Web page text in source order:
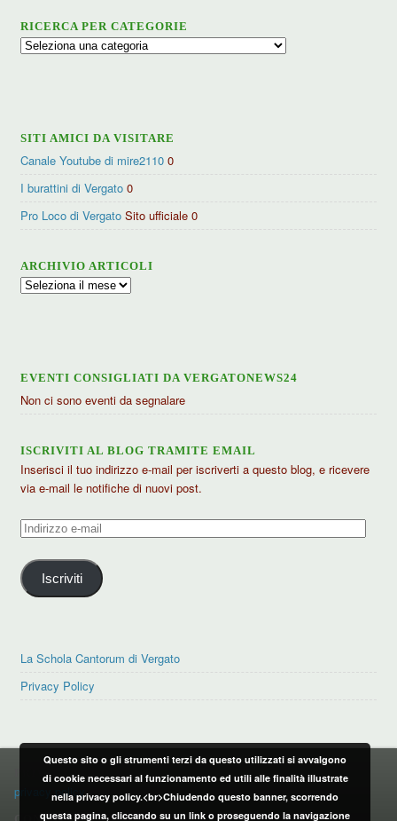
RICERCA PER CATEGORIE
Ricerca
SITI AMICI DA VISITARE
Canale Youtube di mire2110 0
I burattini di Vergato 0
Pro Loco di Vergato Sito ufficiale 0
ARCHIVIO ARTICOLI
Archivio
EVENTI CONSIGLIATI DA VERGATONEWS24
Non ci sono eventi da segnalare
ISCRIVITI AL BLOG TRAMITE EMAIL
Inserisci il tuo indirizzo e-mail per iscriverti a questo blog, e ricevere
via e-mail le notifiche di nuovi post.
Indirizzo
mail
Iscriviti
La Schola Cantorum di Vergato
Privacy Policy
PRIVACY POLICY
privacy policy
Questo sito o gli strumenti terzi da questo utilizzati si avvalgono
di cookie necessari al funzionamento ed utili alle finalità illustrate
nella privacy policy.<br>Chiudendo questo banner, scorrendo
questa pagina, cliccando su un link o proseguendo la navigazione